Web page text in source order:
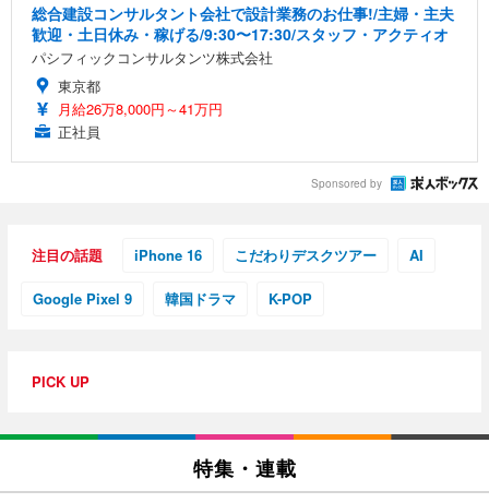
総合建設コンサルタント会社で設計業務のお仕事!/主婦・主夫
歓迎・土日休み・稼げる/9:30〜17:30/スタッフ・アクティオ
パシフィックコンサルタンツ株式会社
東京都
月給26万8,000円～41万円
正社員
Sponsored by
注目の話題 iPhone 16 こだわりデスクツアー AI
Google Pixel 9 韓国ドラマ K-POP
PICK UP
特集・連載